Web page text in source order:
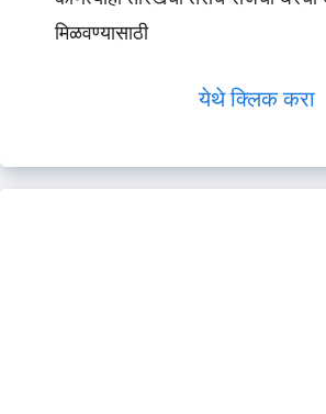
मिळवण्यासाठी
येथे क्लिक करा